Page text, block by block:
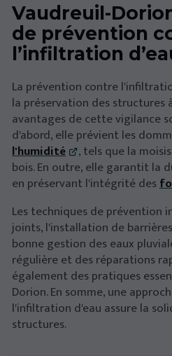
Vaudreuil-
de prévention
l’infiltration
La prévention contre
la préservation des structures
avantages de cette vigilance
d'abord, elle prévient les
l'humidité
, tels que la
bois. En outre, elle garantit la
en préservant l'intégrité des
Les techniques de prévention
joints, l'installation de
bonne gestion des eaux
régulière et des réparations
également des pratiques
Dorion. En somme, une
l'infiltration d'eau assure la
structures.